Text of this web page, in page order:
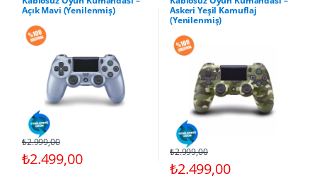
Açık Mavi (Yenilenmiş)
₺2.499,00
₺2.999,00
Askeri Yeşil Kamuflaj
(Yenilenmiş)
₺2.499,00
₺2.999,00